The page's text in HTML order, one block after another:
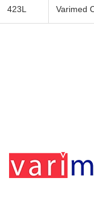
423L Varimed